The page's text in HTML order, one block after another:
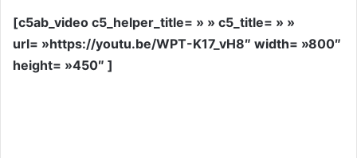
[c5ab_video c5_helper_title= » » c5_title= » »
url= »https://youtu.be/WPT-K17_vH8″ width= »800″
height= »450″ ]